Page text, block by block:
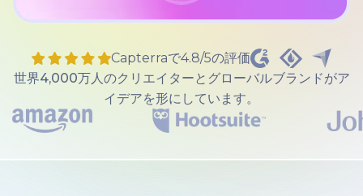
Capterraで4.8/5の評価
世界4,000万人のクリエイターとグローバルブランドがア
イデアを形にしています。